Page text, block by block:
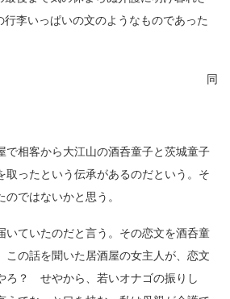
李いっぱいの文のようなものであった
同
相客から大江山の酒呑童子と茨城童子
ったという伝承があるのだという。そ
ではないかと思う。
ていたのだと言う。その恋文を酒呑童
の話を聞いた居酒屋の女主人が、恋文
ろ？ せやから、若いオナゴの振りし